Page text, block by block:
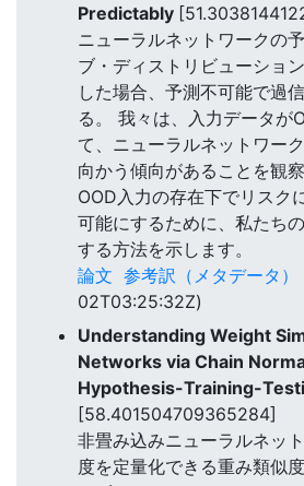
Predictably
ニューラルネットワークの
ブ・ディストリビューショ
した場合、予測不可能で過
る。 我々は、入力データが
て、ニューラルネットワー
向かう傾向があることを観
OOD入力の存在下でリスク
可能にするために、私たち
する方法を示します。
論文 参考訳（メタデータ）
02T03:25:32Z)
Understanding Weight
Networks via Chain
Hypothesis-Training-
[58.401504709365284]
非畳み込みニューラルネッ
度を定量化できる重み類似